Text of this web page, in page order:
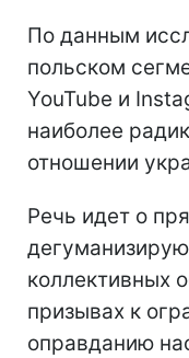
По данным
польском
YouTube и
наиболее
отношении
Речь идет о
коллективных
призывах к
оправданию